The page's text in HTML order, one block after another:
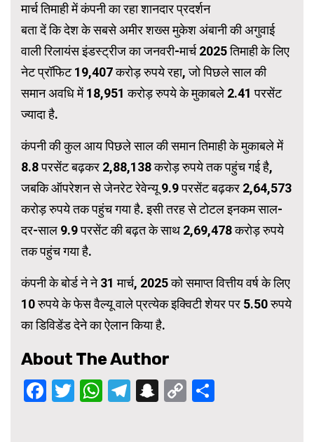
मार्च तिमाही में कंपनी का रहा शानदार प्रदर्शन
बता दें कि देश के सबसे अमीर शख्स मुकेश अंबानी की अगुवाई
वाली रिलायंस इंडस्ट्रीज का जनवरी-मार्च 2025 तिमाही के लिए
नेट प्रॉफिट 19,407 करोड़ रुपये रहा, जो पिछले साल की
समान अवधि में 18,951 करोड़ रुपये के मुकाबले 2.41 परसेंट
ज्यादा है.
कंपनी की कुल आय पिछले साल की समान तिमाही के मुकाबले में
8.8 परसेंट बढ़कर 2,88,138 करोड़ रुपये तक पहुंच गई है,
जबकि ऑपरेशन से जेनरेट रेवेन्यू 9.9 परसेंट बढ़कर 2,64,573
करोड़ रुपये तक पहुंच गया है. इसी तरह से टोटल इनकम साल-
दर-साल 9.9 परसेंट की बढ़त के साथ 2,69,478 करोड़ रुपये
तक पहुंच गया है.
कंपनी के बोर्ड ने ने 31 मार्च, 2025 को समाप्त वित्तीय वर्ष के लिए
10 रुपये के फेस वैल्यू वाले प्रत्येक इक्विटी शेयर पर 5.50 रुपये
का डिविडेंड देने का ऐलान किया है.
About The Author
Facebook
Twitter
WhatsApp
Telegram
Snapchat
Copy